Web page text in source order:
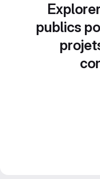
publics